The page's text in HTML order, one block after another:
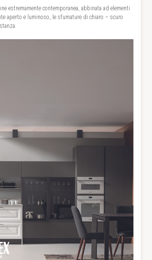
estremamente contemporanea, abbinata ad elementi
aperto e luminoso, le sfumature di chiaro – scuro